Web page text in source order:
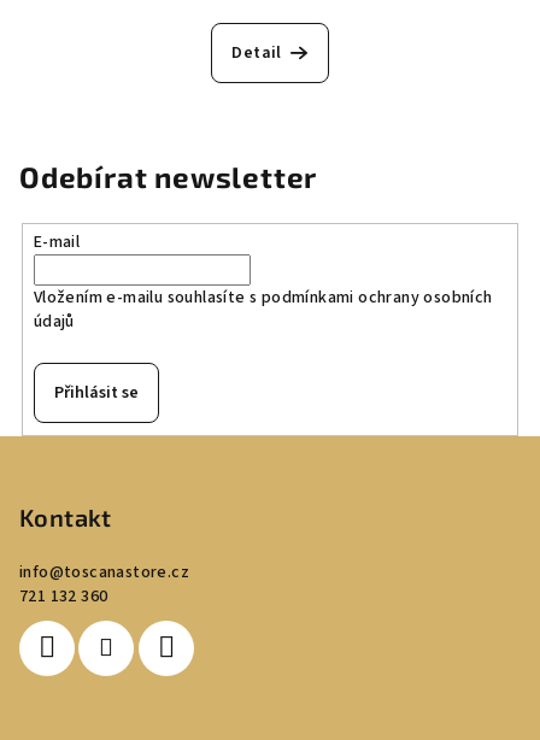
Detail
Odebírat newsletter
E-mail
Vložením e-mailu souhlasíte s podmínkami ochrany osobních
údajů
Přihlásit se
Kontakt
info@toscanastore.cz
721 132 360